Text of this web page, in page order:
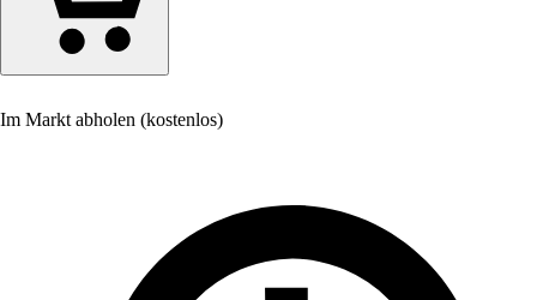
Im Markt abholen (kostenlos)